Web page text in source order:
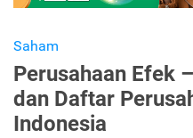
Saham
Perusahaan Efek
dan Daftar
Indonesia